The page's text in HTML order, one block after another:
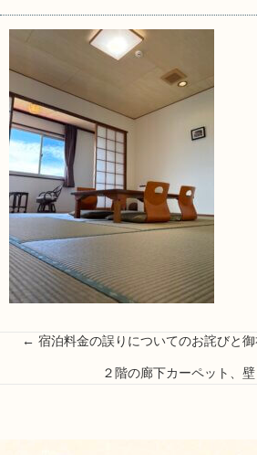
Posts
navigation
← 宿泊料金の誤りについてのお詫びと
２階の廊下カーペット、